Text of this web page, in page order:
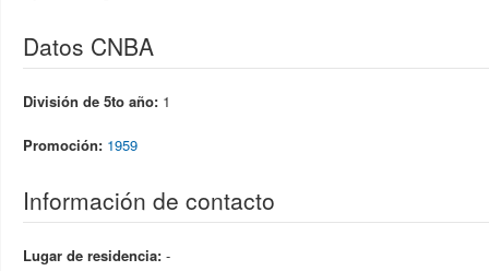
Datos CNBA
División de 5to año: 1
Promoción: 1959
Información de contacto
Lugar de residencia: -